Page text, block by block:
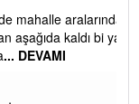
asvalt döke
yağmurda